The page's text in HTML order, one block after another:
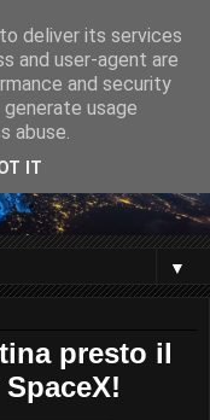
▼
presto il
deliver its services
and user-agent are
and security
usage
abuse.
IT